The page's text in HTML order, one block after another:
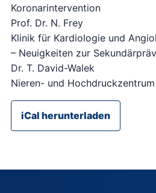
Koronarintervention
Prof. Dr. N. Frey
Klinik für Kardiologie und
– Neuigkeiten zur
Dr. T. David-Walek
Nieren- und
iCal herunterladen